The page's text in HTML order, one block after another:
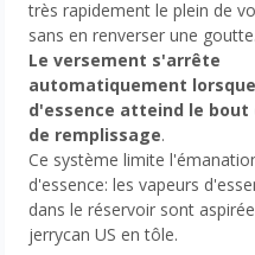
très rapidement le plein de
sans en renverser une goutte.
Le versement s'arrête
automatiquement
d'essence atteind le bout
de remplissage.
Ce système limite
d'essence: les vapeurs
dans le réservoir sont
jerrycan US en tôle.